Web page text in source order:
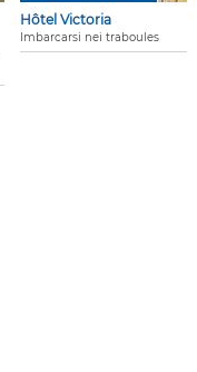
Hôtel Victoria
Imbarcarsi nei traboules